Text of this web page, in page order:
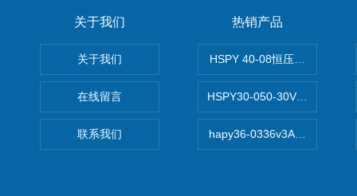
关于我们
关于我们
在线留言
联系我们
热销产品
HSPY 40-08恒压恒流恒功率
HSPY30-050-30V/-05A可调
hapy36-0336v3A高精度小型